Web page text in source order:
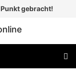
gebracht!